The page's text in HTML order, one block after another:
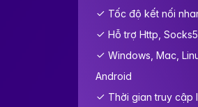
Tốc độ kết nối
Hỗ trợ Http,
Windows, Mac,
Android
Thời gian truy cập